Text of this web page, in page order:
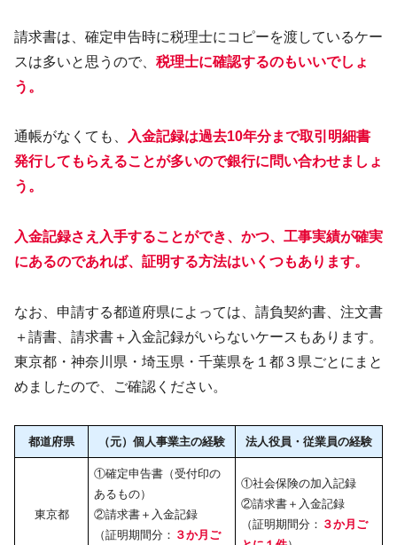
請求書は、確定申告時に税理士にコピーを渡しているケー
スは多いと思うので、 税理士に確認するのもいいでしょ
う。
通帳がなくても、
入金記録は過去10年分まで取引明細書
発行してもらえることが多いので銀行に問い合わせましょ
う。
入金記録さえ入手することができ、かつ、工事実績が確実
にあるのであれば、証明する方法はいくつもあります。
なお、申請する都道府県によっては、請負契約書、注文書
＋請書、請求書＋入金記録がいらないケースもあります。
東京都・神奈川県・埼玉県・千葉県を１都３県ごとにまと
めましたので、ご確認ください。
都道府県 （元）個人事業主の経験 法人役員・従業員の経験
東京都
①確定申告書（受付印の
あるもの）
②請求書＋入金記録
（証明期間分： ３か月ご
①社会保険の加入記録
②請求書＋入金記録
（証明期間分： ３か月ご